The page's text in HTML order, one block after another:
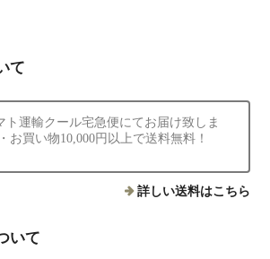
て
ト運輸クール宅急便にてお届け致しま
お買い物10,000円以上で送料無料！
詳しい送料はこちら
いて